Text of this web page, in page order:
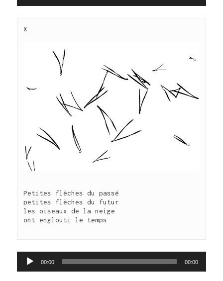
Petites flèches du passé
petites flèches du futur
les oiseaux de la neige
ont englouti le temps
Lecteur
audio
00:00 00:00